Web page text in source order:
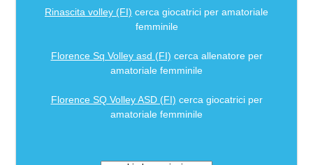
Rinascita volley (FI) cerca giocatrici per amatoriale
femminile
Florence Sq Volley asd (FI) cerca allenatore per
amatoriale femminile
Florence SQ Volley ASD (FI) cerca giocatrici per
amatoriale femminile